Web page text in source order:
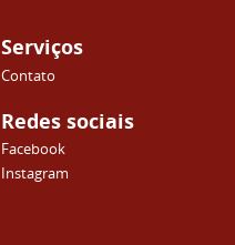
Serviços
Contato
Redes sociais
Facebook
Instagram